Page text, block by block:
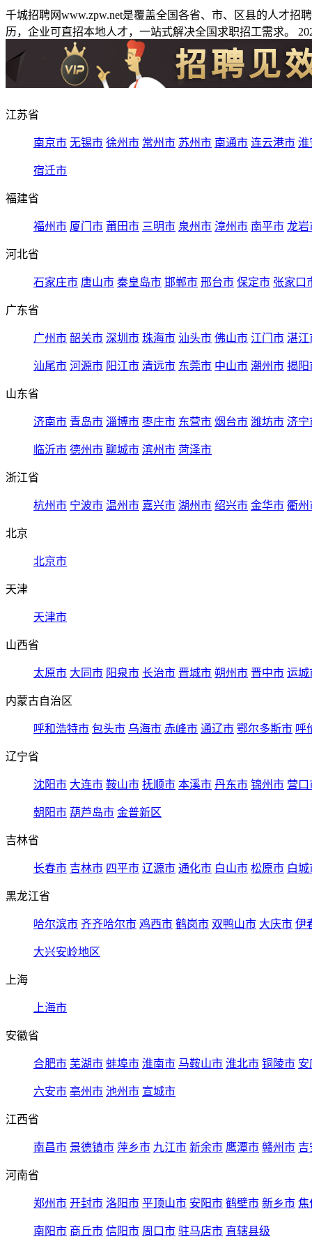
千城招聘网www.zpw.net是覆盖全国各省、市、区县的人才
历，企业可直招本地人才，一站式解决全国求职招工需求。
江苏省
南京市 无锡市 徐州市 常州市 苏州市 南通市 连云港市 淮
宿迁市
福建省
福州市 厦门市 莆田市 三明市 泉州市 漳州市 南平市 龙岩
河北省
石家庄市 唐山市 秦皇岛市 邯郸市 邢台市 保定市 张家口
广东省
广州市 韶关市 深圳市 珠海市 汕头市 佛山市 江门市 湛江
汕尾市 河源市 阳江市 清远市 东莞市 中山市 潮州市 揭阳
山东省
济南市 青岛市 淄博市 枣庄市 东营市 烟台市 潍坊市 济宁
临沂市 德州市 聊城市 滨州市 菏泽市
浙江省
杭州市 宁波市 温州市 嘉兴市 湖州市 绍兴市 金华市 衢州
北京
北京市
天津
天津市
山西省
太原市 大同市 阳泉市 长治市 晋城市 朔州市 晋中市 运城
内蒙古自治区
呼和浩特市 包头市 乌海市 赤峰市 通辽市 鄂尔多斯市 呼
辽宁省
沈阳市 大连市 鞍山市 抚顺市 本溪市 丹东市 锦州市 营口
朝阳市 葫芦岛市 金普新区
吉林省
长春市 吉林市 四平市 辽源市 通化市 白山市 松原市 白城
黑龙江省
哈尔滨市 齐齐哈尔市 鸡西市 鹤岗市 双鸭山市 大庆市 伊
大兴安岭地区
上海
上海市
安徽省
合肥市 芜湖市 蚌埠市 淮南市 马鞍山市 淮北市 铜陵市 安
六安市 亳州市 池州市 宣城市
江西省
南昌市 景德镇市 萍乡市 九江市 新余市 鹰潭市 赣州市 吉
河南省
郑州市 开封市 洛阳市 平顶山市 安阳市 鹤壁市 新乡市 焦
南阳市 商丘市 信阳市 周口市 驻马店市 直辖县级